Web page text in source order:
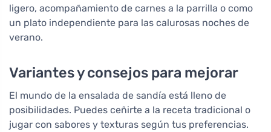
ligero, acompañamiento de carnes a la parrilla o como
un plato independiente para las calurosas noches de
verano.
Variantes y consejos para mejorar
El mundo de la ensalada de sandía está lleno de
posibilidades. Puedes ceñirte a la receta tradicional o
jugar con sabores y texturas según tus preferencias.